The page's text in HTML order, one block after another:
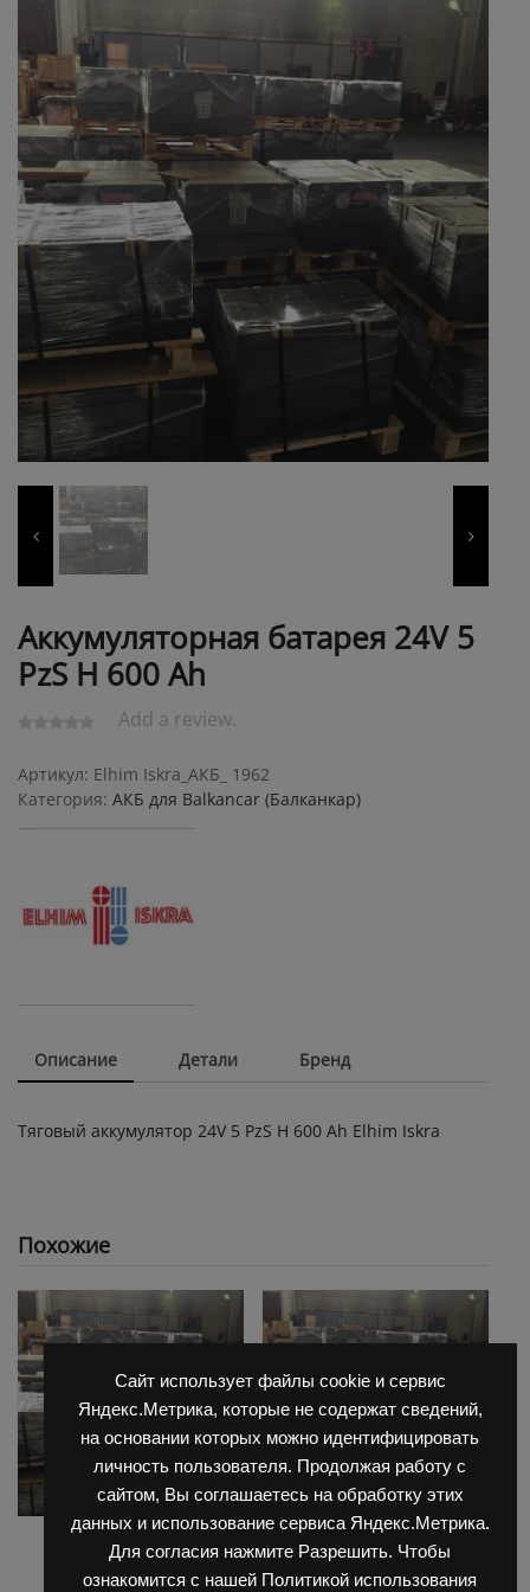
Сайт использует файлы cookie и сервис
Яндекс.Метрика, которые не содержат сведений,
на основании которых можно идентифицировать
личность пользователя. Продолжая работу с
сайтом, Вы соглашаетесь на обработку этих
данных и использование сервиса Яндекс.Метрика.
Для согласия нажмите Разрешить. Чтобы
ознакомится с нашей Политикой использования
Аккумуляторная батарея 24V 5
PzS Н 600 Ah
Add a review.
Артикул: Elhim Iskra_АКБ_ 1962
Категория: АКБ для Balkanсar (Балканкар)
Описание Детали Бренд
Тяговый аккумулятор 24V 5 PzS Н 600 Ah Elhim Iskra
Похожие
АКБ для Balkanсar
(Балканкар)
АКБ для Balkanсar